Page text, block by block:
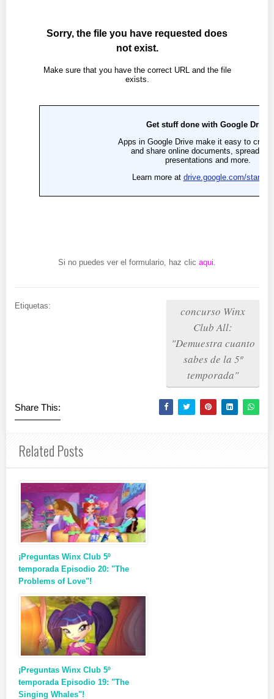
Si no puedes ver el formulario, haz clic aqui.
Etiquetas:
concurso Winx
Club All:
"Demuestra cuanto
sabes de la 5º
temporada"
Share This:
Related Posts
¡Preguntas Winx Club 5º
temporada Episodio 20: "The
Problems of Love"!
¡Preguntas Winx Club 5º
temporada Episodio 19: "The
Singing Whales"!